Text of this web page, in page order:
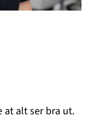
at alt ser bra ut.